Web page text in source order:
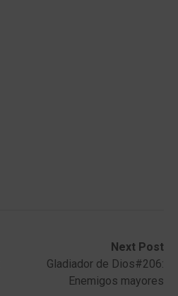
Next Post
Gladiador de Dios#206:
Enemigos mayores